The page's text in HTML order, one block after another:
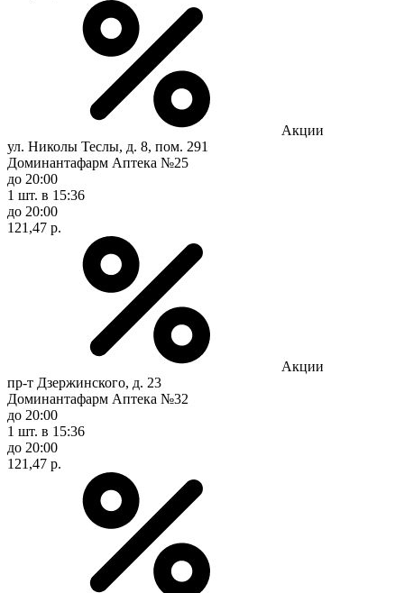
Акции
ул. Николы Теслы, д. 8, пом. 291
Доминантафарм Аптека №25
до 20:00
1 шт. в 15:36
до 20:00
121,47 р.
Акции
пр-т Дзержинского, д. 23
Доминантафарм Аптека №32
до 20:00
1 шт. в 15:36
до 20:00
121,47 р.